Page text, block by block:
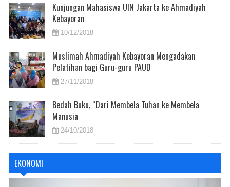
Kunjungan Mahasiswa UIN Jakarta ke Ahmadiyah
Kebayoran
10/12/2018
Muslimah Ahmadiyah Kebayoran Mengadakan
Pelatihan bagi Guru-guru PAUD
27/11/2018
Bedah Buku, “Dari Membela Tuhan ke Membela
Manusia
24/10/2018
EKONOMI